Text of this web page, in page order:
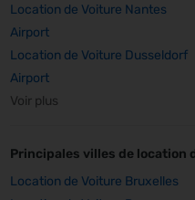
Location de Voiture Nantes
Airport
Location de Voiture Dusseldorf
Airport
Voir plus
Principales villes de location
Location de Voiture Bruxelles